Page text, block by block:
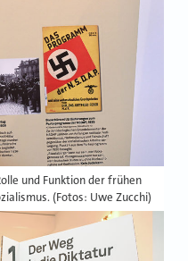
und Funktion der frühen
(Fotos: Uwe Zucchi)